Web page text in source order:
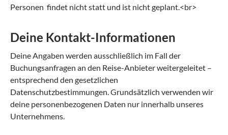
Personen findet nicht statt und ist nicht geplant.<br>
Deine Kontakt-Informationen
Deine Angaben werden ausschließlich im Fall der
Buchungsanfragen an den Reise-Anbieter weitergeleitet –
entsprechend den gesetzlichen
Datenschutzbestimmungen. Grundsätzlich verwenden wir
deine personenbezogenen Daten nur innerhalb unseres
Unternehmens.